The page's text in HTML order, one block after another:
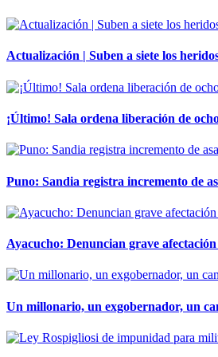
Actualización | Suben a siete los
¡Último! Sala ordena liberación de
Puno: Sandia registra incremento de
Ayacucho: Denuncian grave
Un millonario, un exgobernador, un